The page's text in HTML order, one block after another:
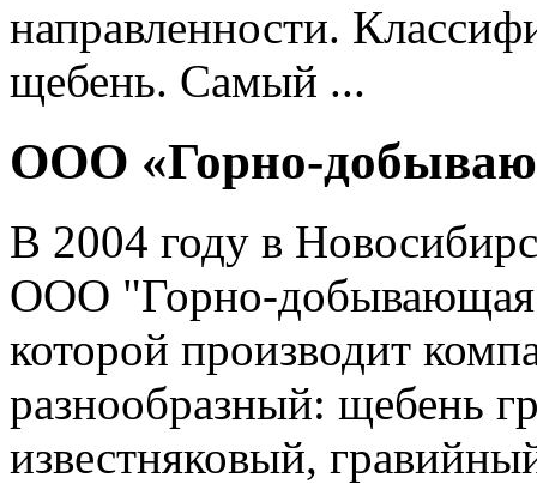
направленности.
щебень. Самый ...
ООО «Горно-
В 2004 году в
ООО "Горно-добывающая
которой производит
разнообразный: щебень
известняковый,